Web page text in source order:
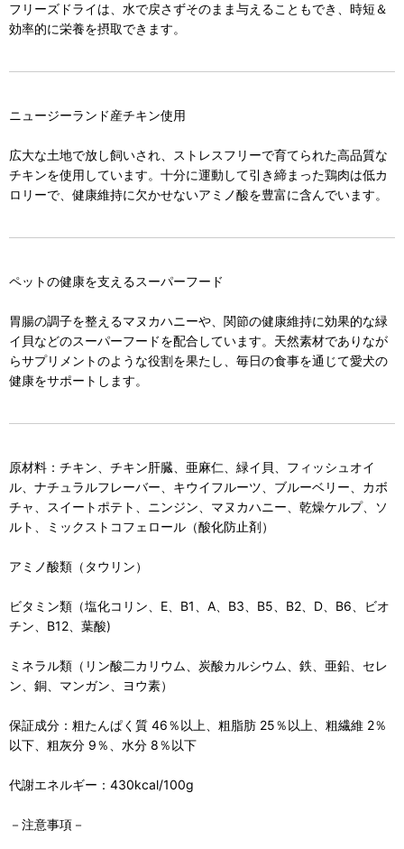
フリーズドライは、水で戻さずそのまま与えることもでき、時短＆
効率的に栄養を摂取できます。
ニュージーランド産チキン使用
広大な土地で放し飼いされ、ストレスフリーで育てられた高品質な
チキンを使用しています。十分に運動して引き締まった鶏肉は低カ
ロリーで、健康維持に欠かせないアミノ酸を豊富に含んでいます。
ペットの健康を支えるスーパーフード
胃腸の調子を整えるマヌカハニーや、関節の健康維持に効果的な緑
イ貝などのスーパーフードを配合しています。天然素材でありなが
らサプリメントのような役割を果たし、毎日の食事を通じて愛犬の
健康をサポートします。
原材料：チキン、チキン肝臓、亜麻仁、緑イ貝、フィッシュオイ
ル、ナチュラルフレーバー、キウイフルーツ、ブルーベリー、カボ
チャ、スイートポテト、ニンジン、マヌカハニー、乾燥ケルプ、ソ
ルト、ミックストコフェロール（酸化防止剤）
アミノ酸類（タウリン）
ビタミン類（塩化コリン、E、B1、A、B3、B5、B2、D、B6、ビオ
チン、B12、葉酸)
ミネラル類（リン酸二カリウム、炭酸カルシウム、鉄、亜鉛、セレ
ン、銅、マンガン、ヨウ素）
保証成分：粗たんぱく質 46％以上、粗脂肪 25％以上、粗繊維 2％
以下、粗灰分 9％、水分 8％以下
代謝エネルギー：430kcal/100g
－注意事項－